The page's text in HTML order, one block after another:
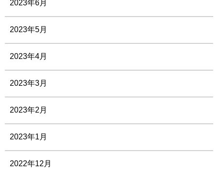
2023年6月
2023年5月
2023年4月
2023年3月
2023年2月
2023年1月
2022年12月